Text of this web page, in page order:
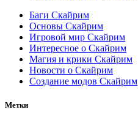
Баги Скайрим
Основы Скайрим
Игровой мир Скайрим
Интересное о Скайрим
Магия и крики Скайрим
Новости о Скайрим
Создание модов Скайрим
Метки